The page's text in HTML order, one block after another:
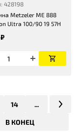
428198
Metzeler ME 888
Ultra 100/90 19 57H
14 ...
В КОНЕЦ